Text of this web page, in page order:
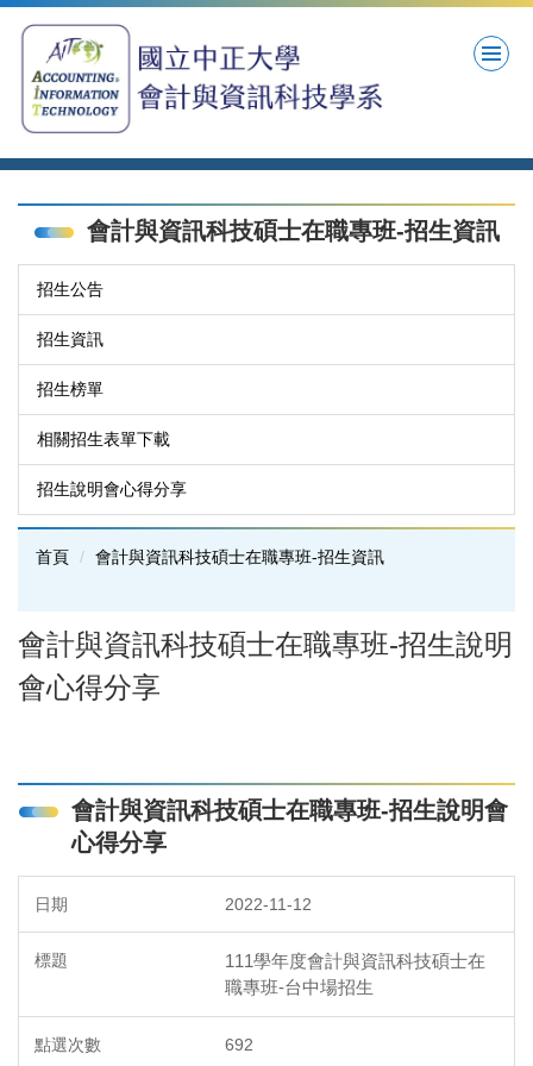
到
區
會計與資訊科技碩士在職專班-招生資訊
招生公告
招生資訊
招生榜單
相關招生表單下載
招生說明會心得分享
首頁 會計與資訊科技碩士在職專班-招生資訊
會計與資訊科技碩士在職專班-招生說明
會心得分享
會計與資訊科技碩士在職專班-招生說明會
心得分享
2022-11-12
111學年度會計與資訊科技碩士在
職專班-台中場招生
692